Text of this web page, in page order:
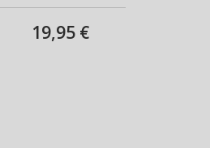
19,95 €